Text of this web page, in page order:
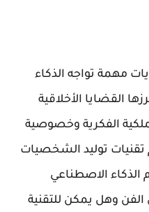
مهمة تواجه الذكاء
القضايا الأخلاقية
الفكرية وخصوصية
توليد الشخصيات
الذكاء الاصطناعي
وهل يمكن للتقنية